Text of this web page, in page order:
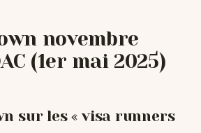
novembre
(1er mai 2025)
sur les « visa runners